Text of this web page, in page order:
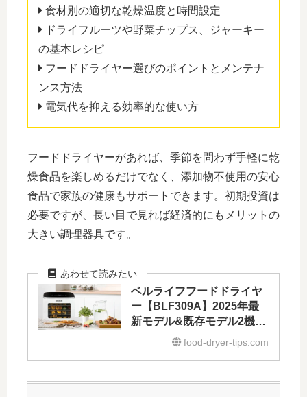
食材別の適切な乾燥温度と時間設定
ドライフルーツや野菜チップス、ジャーキー
の基本レシピ
フードドライヤー選びのポイントとメンテナ
ンス方法
電気代を抑える効率的な使い方
フードドライヤーがあれば、季節を問わず手軽に乾
燥食品を楽しめるだけでなく、添加物不使用の安心
食品で家族の健康もサポートできます。初期投資は
必要ですが、長い目で見れば経済的にもメリットの
大きい調理器具です。
ベルライフフードドライヤ
ー【BLF309A】2025年最
新モデル&既存モデル2機種
との比較
food-dryer-tips.com